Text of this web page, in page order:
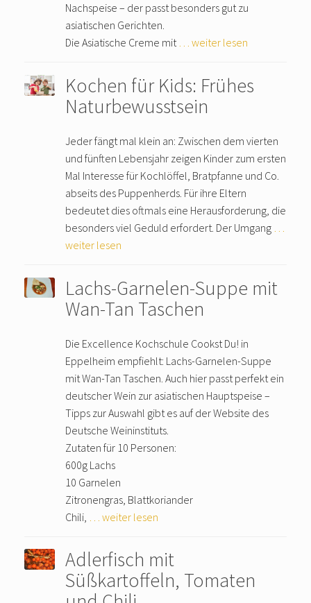
Nachspeise – der passt besonders gut zu
asiatischen Gerichten.
Die Asiatische Creme mit … weiter lesen
Kochen für Kids: Frühes
Naturbewusstsein
Jeder fängt mal klein an: Zwischen dem vierten
und fünften Lebensjahr zeigen Kinder zum ersten
Mal Interesse für Kochlöffel, Bratpfanne und Co.
abseits des Puppenherds. Für ihre Eltern
bedeutet dies oftmals eine Herausforderung, die
besonders viel Geduld erfordert. Der Umgang
weiter lesen
Lachs-Garnelen-Suppe mit
Wan-Tan Taschen
Die Excellence Kochschule Cookst Du! in
Eppelheim empfiehlt: Lachs-Garnelen-Suppe
mit Wan-Tan Taschen. Auch hier passt perfekt ein
deutscher Wein zur asiatischen Hauptspeise –
Tipps zur Auswahl gibt es auf der Website des
Deutsche Weininstituts.
Zutaten für 10 Personen:
600g Lachs
10 Garnelen
Zitronengras, Blattkoriander
Chili,
… weiter lesen
Adlerfisch mit
Süßkartoffeln, Tomaten